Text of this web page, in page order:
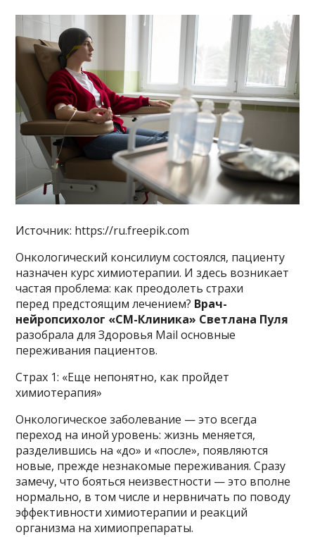
Источник: https://ru.freepik.com
Онкологический консилиум состоялся, пациенту
назначен курс химиотерапии. И здесь возникает
частая проблема: как преодолеть страхи
перед предстоящим лечением? Врач-
нейропсихолог «СМ-Клиника» Светлана Пуля
разобрала для Здоровья Mail основные
переживания пациентов.
Страх 1: «Еще непонятно, как пройдет
химиотерапия»
Онкологическое заболевание — это всегда
переход на иной уровень: жизнь меняется,
разделившись на «до» и «после», появляются
новые, прежде незнакомые переживания. Сразу
замечу, что бояться неизвестности — это вполне
нормально, в том числе и нервничать по поводу
эффективности химиотерапии и реакций
организма на химиопрепараты.